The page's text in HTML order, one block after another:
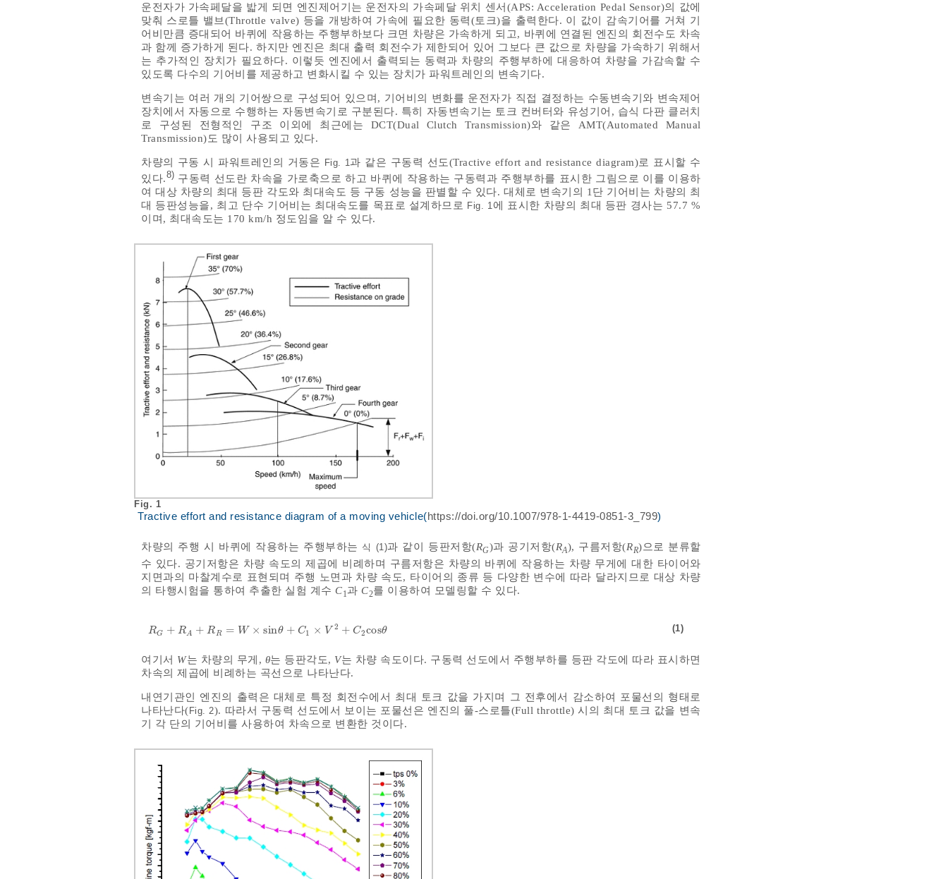
운전자가 가속페달을 밟게 되면 엔진제어기는 운전자의 가속페달 위치 센서(APS: Acceleration Pedal Sensor)의 값에
맞춰 스로틀 밸브(Throttle valve) 등을 개방하여 가속에 필요한 동력(토크)을 출력한다. 이 값이 감속기어를 거쳐 기
어비만큼 증대되어 바퀴에 작용하는 주행부하보다 크면 차량은 가속하게 되고, 바퀴에 연결된 엔진의 회전수도 차속
과 함께 증가하게 된다. 하지만 엔진은 최대 출력 회전수가 제한되어 있어 그보다 큰 값으로 차량을 가속하기 위해서
는 추가적인 장치가 필요하다. 이렇듯 엔진에서 출력되는 동력과 차량의 주행부하에 대응하여 차량을 가감속할 수
있도록 다수의 기어비를 제공하고 변화시킬 수 있는 장치가 파워트레인의 변속기다.
변속기는 여러 개의 기어쌍으로 구성되어 있으며, 기어비의 변화를 운전자가 직접 결정하는 수동변속기와 변속제어
장치에서 자동으로 수행하는 자동변속기로 구분된다. 특히 자동변속기는 토크 컨버터와 유성기어, 습식 다판 클러치
로 구성된 전형적인 구조 이외에 최근에는 DCT(Dual Clutch Transmission)와 같은 AMT(Automated Manual
Transmission)도 많이 사용되고 있다.
차량의 구동 시 파워트레인의 거동은 Fig. 1과 같은 구동력 선도(Tractive effort and resistance diagram)로 표시할 수
있다.8) 구동력 선도란 차속을 가로축으로 하고 바퀴에 작용하는 구동력과 주행부하를 표시한 그림으로 이를 이용하
여 대상 차량의 최대 등판 각도와 최대속도 등 구동 성능을 판별할 수 있다. 대체로 변속기의 1단 기어비는 차량의 최
대 등판성능을, 최고 단수 기어비는 최대속도를 목표로 설계하므로 Fig. 1 에 표시한 차량의 최대 등판 경사는 57.7 %
이며, 최대속도는 170 km/h 정도임을 알 수 있다.
Fig. 1
Tractive effort and resistance diagram of a moving vehicle(https://doi.org/10.1007/978-1-4419-0851-3_799)
차량의 주행 시 바퀴에 작용하는 주행부하는 식 (1)과 같이 등판저항(RG)과 공기저항(RA), 구름저항(RR)으로 분류할
수 있다. 공기저항은 차량 속도의 제곱에 비례하며 구름저항은 차량의 바퀴에 작용하는 차량 무게에 대한 타이어와
지면과의 마찰계수로 표현되며 주행 노면과 차량 속도, 타이어의 종류 등 다양한 변수에 따라 달라지므로 대상 차량
의 타행시험을 통하여 추출한 실험 계수 C1과 C2를 이용하여 모델링할 수 있다.
RG + R A + R R = W × sinθ + C1 × V 2 + C2cosθ
RG+RA +R R =W× sinθ+ C 1×V2 +C2cos (1)
여기서 W는 차량의 무게, θ는 등판각도, V는 차량 속도이다. 구동력 선도에서 주행부하를 등판 각도에 따라 표시하면
차속의 제곱에 비례하는 곡선으로 나타난다.
내연기관인 엔진의 출력은 대체로 특정 회전수에서 최대 토크 값을 가지며 그 전후에서 감소하여 포물선의 형태로
나타난다(Fig. 2). 따라서 구동력 선도에서 보이는 포물선은 엔진의 풀-스로틀(Full throttle) 시의 최대 토크 값을 변속
기 각 단의 기어비를 사용하여 차속으로 변환한 것이다.